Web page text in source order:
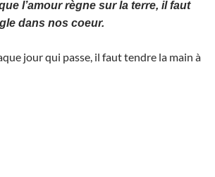
l’amour règne sur la terre, il faut
dans nos coeur.
jour qui passe, il faut tendre la main à